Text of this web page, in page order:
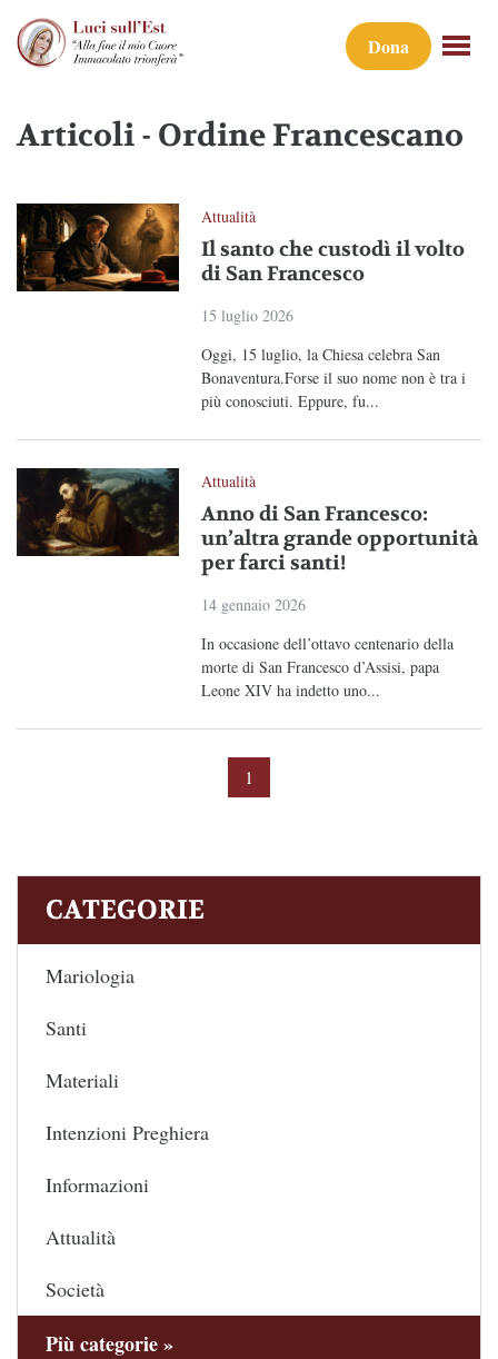
Dona
Articoli - Ordine Francescano
Attualità
Il santo che custodì il volto
di San Francesco
15 luglio 2026
Oggi, 15 luglio, la Chiesa celebra San
Bonaventura.Forse il suo nome non è tra i
più conosciuti. Eppure, fu...
Attualità
Anno di San Francesco:
un’altra grande opportunità
per farci santi!
14 gennaio 2026
In occasione dell’ottavo centenario della
morte di San Francesco d’Assisi, papa
Leone XIV ha indetto uno...
1
CATEGORIE
Mariologia
Santi
Materiali
Intenzioni Preghiera
Informazioni
Attualità
Società
Più categorie »